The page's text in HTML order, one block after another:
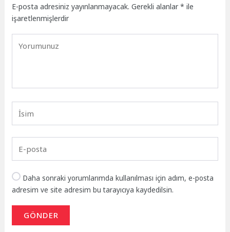
E-posta adresiniz yayınlanmayacak. Gerekli alanlar* ile
işaretlenmişlerdir
Daha sonraki yorumlarımda kullanılması için adım, e-posta
adresim ve site adresim bu tarayıcıya kaydedilsin.
GÖNDER